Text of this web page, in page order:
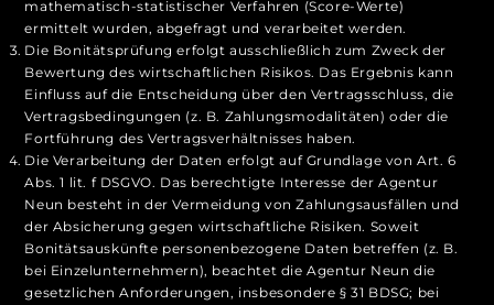
mathematisch-statistischer Verfahren (Score-Werte)
ermittelt wurden, abgefragt und verarbeitet werden.
Die Bonitätsprüfung erfolgt ausschließlich zum Zweck der
Bewertung des wirtschaftlichen Risikos. Das Ergebnis kann
Einfluss auf die Entscheidung über den Vertragsschluss, die
Vertragsbedingungen (z. B. Zahlungsmodalitäten) oder die
Fortführung des Vertragsverhältnisses haben.
Die Verarbeitung der Daten erfolgt auf Grundlage von Art. 6
Abs. 1 lit. f DSGVO. Das berechtigte Interesse der Agentur
Neun besteht in der Vermeidung von Zahlungsausfällen und
der Absicherung gegen wirtschaftliche Risiken. Soweit
Bonitätsauskünfte personenbezogene Daten betreffen (z. B.
bei Einzelunternehmern), beachtet die Agentur Neun die
gesetzlichen Anforderungen, insbesondere § 31 BDSG; bei